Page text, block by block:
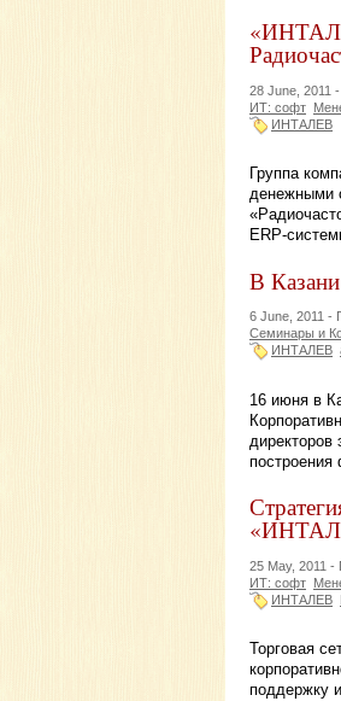
28 June, 2011 -
ИТ: софт
ИНТАЛЕВ
Группа
денежными
ERP-
В
6 June, 2011 -
Семинары и
ИНТАЛЕВ
16 июня в
построения
25 May, 2011 -
ИТ: софт
ИНТАЛЕВ
Торговая
поддержку